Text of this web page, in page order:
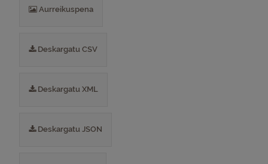
Aurreikuspena
Deskargatu CSV
Deskargatu XML
Deskargatu JSON